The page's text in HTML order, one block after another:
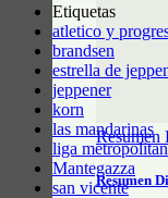
Resumen
Resumen
Etiquetas
atletico y
brandsen
estrella de
jeppener
korn
las mandarinas
liga
Mantegazza
san vicente